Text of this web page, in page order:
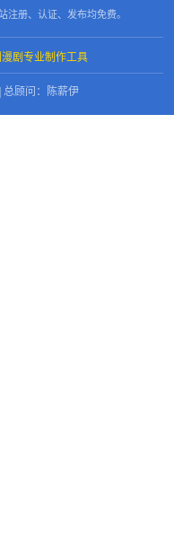
注册、认证、发布均免费。
剧专业制作工具
总顾问：陈薪伊